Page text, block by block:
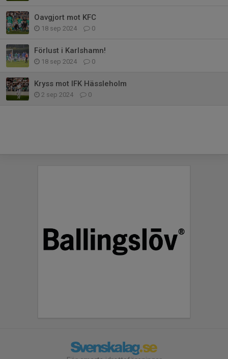
Oavgjort mot KFC
18 sep 2024 0
Förlust i Karlshamn!
18 sep 2024 0
Kryss mot IFK Hässleholm
2 sep 2024 0